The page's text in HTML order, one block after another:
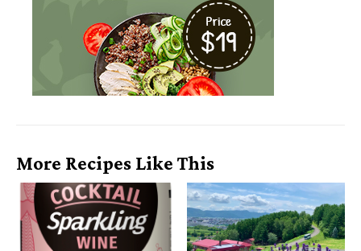
More Recipes Like This